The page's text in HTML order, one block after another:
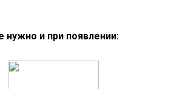
нужно и при появлении: